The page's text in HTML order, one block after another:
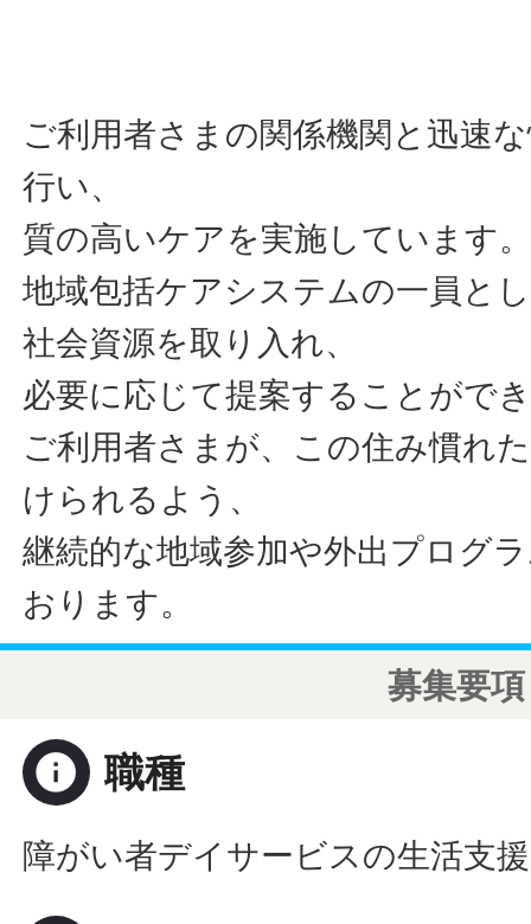
ご利用者さまの関係機関と迅速
行い、
質の高いケアを実施しています
地域包括ケアシステムの一員と
社会資源を取り入れ、
必要に応じて提案することがで
ご利用者さまが、この住み慣れ
けられるよう、
継続的な地域参加や外出プログ
おります。
募集要項
info 職種
障がい者デイサービスの生活支